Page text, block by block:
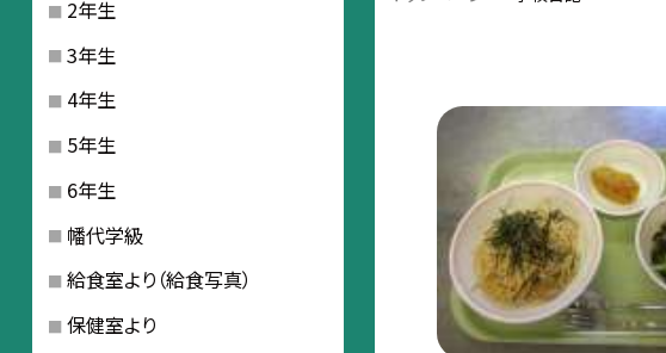
2年生
3年生
4年生
5年生
6年生
幡代学級
給食室より（給食写真）
保健室より